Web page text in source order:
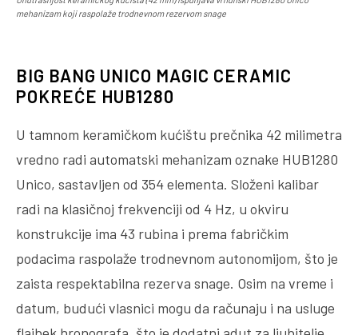
mehanizam koji raspolaže trodnevnom rezervom snage
BIG BANG UNICO MAGIC CERAMIC
POKREĆE HUB1280
U tamnom keramičkom kućištu prečnika 42 milimetra
vredno radi automatski mehanizam oznake HUB1280
Unico, sastavljen od 354 elementa. Složeni kalibar
radi na klasičnoj frekvenciji od 4 Hz, u okviru
konstrukcije ima 43 rubina i prema fabričkim
podacima raspolaže trodnevnom autonomijom, što je
zaista respektabilna rezerva snage. Osim na vreme i
datum, budući vlasnici mogu da računaju i na usluge